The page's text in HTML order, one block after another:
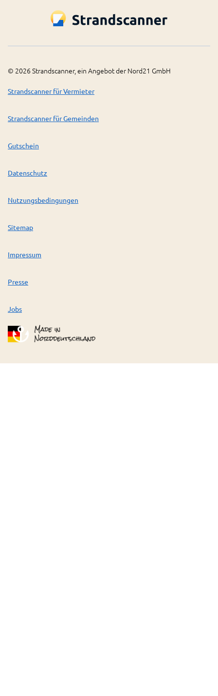
© 2026 Strandscanner, ein Angebot der Nord21 GmbH
Strandscanner für Vermieter
Strandscanner für Gemeinden
Gutschein
Datenschutz
Nutzungsbedingungen
Sitemap
Impressum
Presse
Jobs